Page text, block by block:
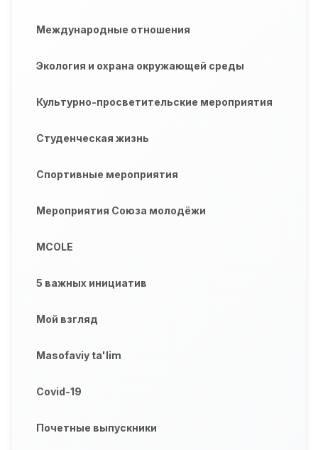
Международные отношения
Экология и охрана окружающей среды
Культурно-просветительские мероприятия
Студенческая жизнь
Спортивные мероприятия
Мероприятия Союза молодёжи
MCOLE
5 важных инициатив
Мой взгляд
Masofaviy ta'lim
Covid-19
Почетные выпускники